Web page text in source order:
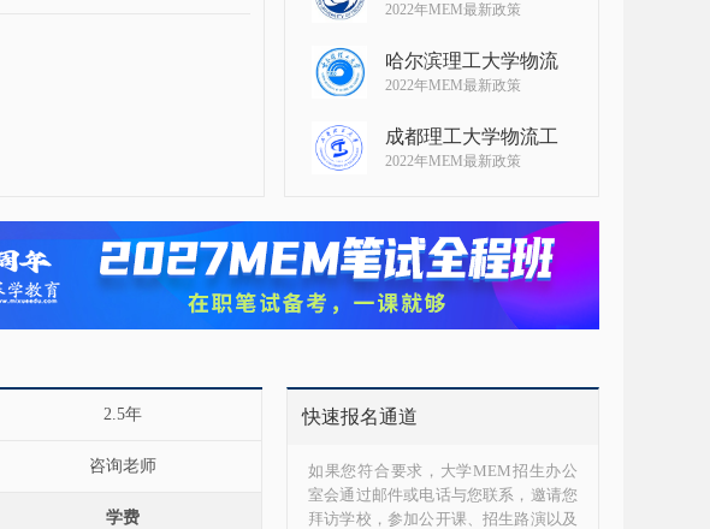
2022年MEM最新政策
哈尔滨理工大学物流
2022年MEM最新政策
成都理工大学物流工
2022年MEM最新政策
2.5年
咨询老师
学费
快速报名通道
如果您符合要求，大学MEM招生办公
室会通过邮件或电话与您联系，邀请您
拜访学校，参加公开课、招生路演以及